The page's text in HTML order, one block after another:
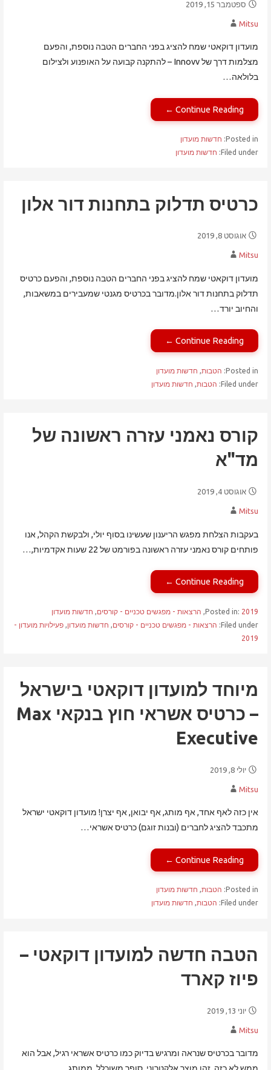
ספטמבר 15, 2019
Mitsu
מועדון דוקאטי שמח להציג בפני החברים הטבה נוספת, והפעם
מצלמות דרך של Innovv – להתקנה קבועה על האופנוע ולצילום
בלולאה…
Continue Reading ←
Posted in:
חדשות מועדון
Filed under:
חדשות מועדון
כרטיס תדלוק בתחנות דור אלון
אוגוסט 8, 2019
Mitsu
מועדון דוקאטי שמח להציג בפני החברים הטבה נוספת, והפעם כרטיס
תדלוק בתחנות דור אלון.מדובר בכרטיס מגנטי שמעבירים במשאבות,
והחיוב יורד…
Continue Reading ←
Posted in: הטבות, חדשות מועדון
Filed under: הטבות, חדשות מועדון
קורס נאמני עזרה ראשונה של
מד"א
אוגוסט 4, 2019
Mitsu
בעקבות הצלחת מפגש הריענון שעשינו בסוף יולי, ולבקשת הקהל, אנו
פותחים קורס נאמני עזרה ראשונה בפורמט של 22 שעות אקדמיות,…
Continue Reading ←
Posted in: 2019
, הרצאות - מפגשים טכניים - קורסים, חדשות מועדון
Filed under: הרצאות - מפגשים טכניים - קורסים, חדשות מועדון, פעילויות מועדון -
2019
מיוחד למועדון דוקאטי בישראל
– כרטיס אשראי חוץ בנקאי Max
Executive
יולי 8, 2019
Mitsu
אין כזה לאף אחד, אף מותג, אף יבואן, אף יצרן! מועדון דוקאטי ישראל
מתכבד להציג לחברים (ובנות זוגם) כרטיס אשראי…
Continue Reading ←
Posted in: הטבות, חדשות מועדון
Filed under:
הטבות, חדשות מועדון
הטבה חדשה למועדון דוקאטי –
פיוז קארד
יוני 13, 2019
Mitsu
מדובר בכרטיס שנראה ומרגיש בדיוק כמו כרטיס אשראי רגיל, אבל הוא